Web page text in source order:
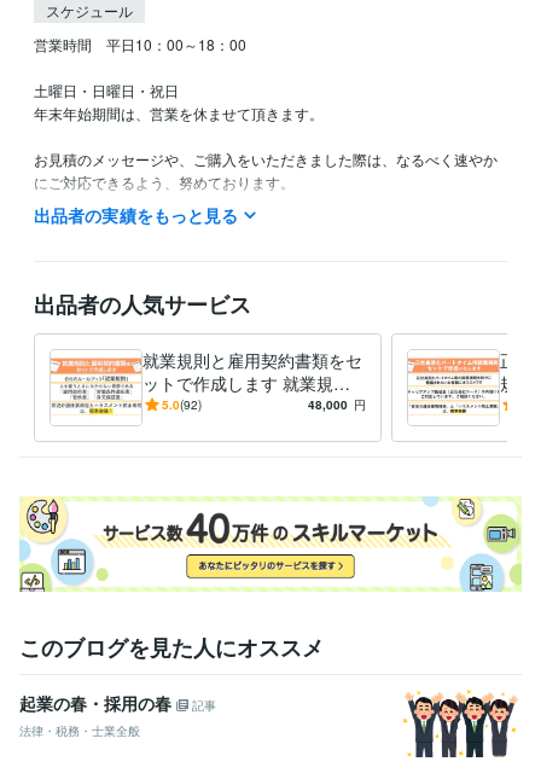
スケジュール
営業時間　平日10：00～18：00
土曜日・日曜日・祝日
年末年始期間は、営業を休ませて頂きます。
お見積のメッセージや、ご購入をいただきました際は、なるべく速やか
にご対応できるよう、努めております。
（平日でしたら、3時間以内にはご対応できるように努めております。土
曜・日曜・祝日は定休日のため、ご対応できないことがあります。）
とがございます。ご了承のほど、お願いいたします。
出品サービスが「満枠対応中」の場合は、お見積またはDMからご相談く
経験職種
士業・専門職 / 社会保険労務士
ライフスタイル・その他 / その他 経験年数 : 10年
あさひ社労士オフィス 2014年8月 ~ 現在
セブンイレブン前橋元総社町北店 2004年3月 ~ 2014年7月
資格・検定
社会福祉士 取得年 : 2002年
その他ツール
就業規則の作成:11年
出品者の実績をもっと見る
出品者の人気サービス
就業規則と雇用契約書類をセ
ットで作成します 就業規則
と雇用契約書類で、大切な会
5.0(92) 48,000 円
正社
規則
正社
けで
このブログを見た人にオススメ
起業の春・採用の春
記事
法律・税務・士業全般